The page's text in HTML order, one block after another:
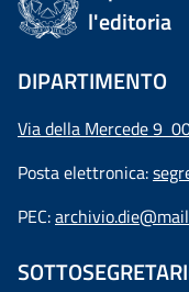
l'editoria
DIPARTIMENTO
Via della Mercede 9
Posta elettronica:
PEC: